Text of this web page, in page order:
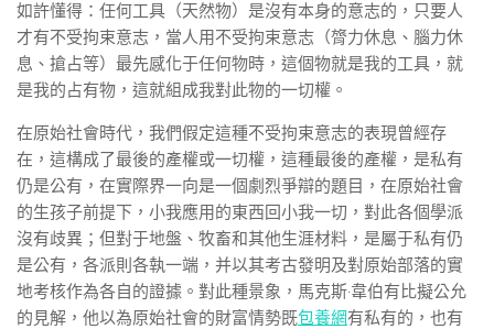
如許懂得：任何工具（天然物）是沒有本身的意志的，只要人
才有不受拘束意志，當人用不受拘束意志（膂力休息、腦力休
息、搶占等）最先感化于任何物時，這個物就是我的工具，就
是我的占有物，這就組成我對此物的一切權。
在原始社會時代，我們假定這種不受拘束意志的表現曾經存
在，這構成了最後的產權或一切權，這種最後的產權，是私有
仍是公有，在實際界一向是一個劇烈爭辯的題目，在原始社會
的生孩子前提下，小我應用的東西回小我一切，對此各個學派
沒有歧異；但對于地盤、牧畜和其他生涯材料，是屬于私有仍
是公有，各派則各執一端，并以其考古發明及對原始部落的實
地考核作為各自的證據。對此種景象，馬克斯·韋伯有比擬公允
的見解，他以為原始社會的財富情勢既包養網有私有的，也有